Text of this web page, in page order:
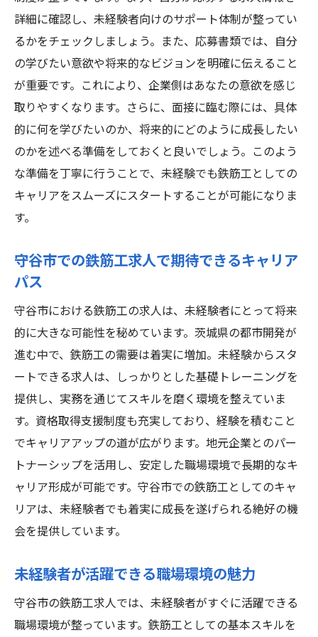
ト
鉄筋工としてのキャリアを描くための実践
的なアプローチ
茨城県守谷市での鉄筋工求人が未経験者に人気
の理由
未経験者が鉄筋工求人に応募する際に重要
な要素
守谷市の鉄筋工職場が未経験者に人気の背
景
鉄筋工としての働きやすさを感じる守谷市
守谷市の鉄筋工求人で期待される成長機会
未経験者が守谷市で鉄筋工として活躍する
ための秘訣
守谷市で鉄筋工としての未来を築く！未経験者
に嬉しい求人情報
未来を見据えた守谷市の鉄筋工求人の選び
方
未経験から未来を築くための鉄筋工として
のステップ
守谷市で求められる鉄筋工としての資質と
長期的なキャリア構築をサポートする求人
情報
鉄筋工としての未来を守谷市で描くための
詳細に確認し、未経験者向けのサポート体制が整ってい
るかをチェックしましょう。また、応募書類では、自分
の学びたい意欲や将来的なビジョンを明確に伝えること
が重要です。これにより、企業側はあなたの意欲を感じ
取りやすくなります。さらに、面接に臨む際には、具体
的に何を学びたいのか、将来的にどのように成長したい
のかを述べる準備をしておくと良いでしょう。このよう
な準備を丁寧に行うことで、未経験でも鉄筋工としての
キャリアをスムーズにスタートすることが可能になりま
す。
守谷市での鉄筋工求人で期待できるキャリア
パス
守谷市における鉄筋工の求人は、未経験者にとって将来
的に大きな可能性を秘めています。茨城県の都市開発が
進む中で、鉄筋工の需要は着実に増加。未経験からスタ
ートできる求人は、しっかりとした基礎トレーニングを
提供し、実務を通じてスキルを磨く環境を整えていま
す。資格取得支援制度も充実しており、経験を積むこと
でキャリアアップの道が広がります。地元企業とのパー
トナーシップを活用し、安定した職場環境で長期的なキ
ャリア形成が可能です。守谷市での鉄筋工としてのキャ
リアは、未経験者でも着実に成長を遂げられる絶好の機
会を提供しています。
未経験者が活躍できる職場環境の魅力
守谷市の鉄筋工求人では、未経験者がすぐに活躍できる
職場環境が整っています。鉄筋工としての基本スキルを